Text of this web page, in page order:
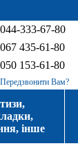
044-333-67-80
067 435-61-80
050 153-61-80
Передзвонити Вам?
інше